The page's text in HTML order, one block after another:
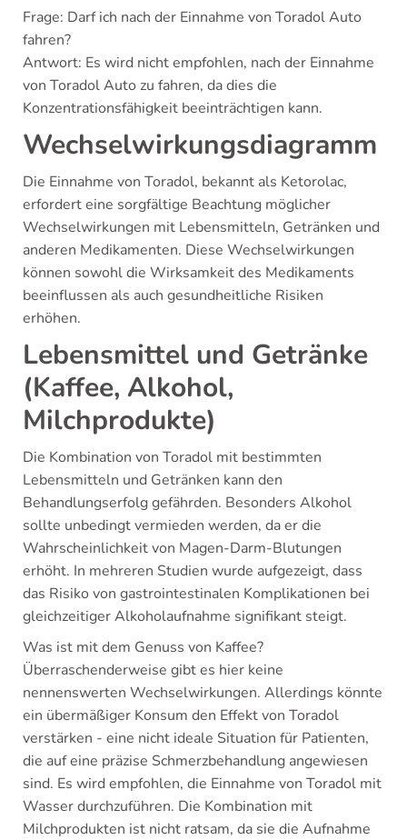
Frage: Darf ich nach der Einnahme von Toradol Auto
fahren?
Antwort: Es wird nicht empfohlen, nach der Einnahme
von Toradol Auto zu fahren, da dies die
Konzentrationsfähigkeit beeinträchtigen kann.
Wechselwirkungsdiagramm
Die Einnahme von Toradol, bekannt als Ketorolac,
erfordert eine sorgfältige Beachtung möglicher
Wechselwirkungen mit Lebensmitteln, Getränken und
anderen Medikamenten. Diese Wechselwirkungen
können sowohl die Wirksamkeit des Medikaments
beeinflussen als auch gesundheitliche Risiken
erhöhen.
Lebensmittel und Getränke
(Kaffee, Alkohol,
Milchprodukte)
Die Kombination von Toradol mit bestimmten
Lebensmitteln und Getränken kann den
Behandlungserfolg gefährden. Besonders Alkohol
sollte unbedingt vermieden werden, da er die
Wahrscheinlichkeit von Magen-Darm-Blutungen
erhöht. In mehreren Studien wurde aufgezeigt, dass
das Risiko von gastrointestinalen Komplikationen bei
gleichzeitiger Alkoholaufnahme signifikant steigt.
Was ist mit dem Genuss von Kaffee?
Überraschenderweise gibt es hier keine
nennenswerten Wechselwirkungen. Allerdings könnte
ein übermäßiger Konsum den Effekt von Toradol
verstärken - eine nicht ideale Situation für Patienten,
die auf eine präzise Schmerzbehandlung angewiesen
sind. Es wird empfohlen, die Einnahme von Toradol mit
Wasser durchzuführen. Die Kombination mit
Milchprodukten ist nicht ratsam, da sie die Aufnahme